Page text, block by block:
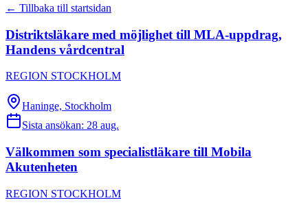
← Tillbaka till startsidan
Distriktsläkare med möjlighet till MLA-uppdrag,
Handens vårdcentral
REGION STOCKHOLM
Haninge, Stockholm
Sista ansökan: 28 aug.
Välkommen som specialistläkare till Mobila
Akutenheten
REGION STOCKHOLM